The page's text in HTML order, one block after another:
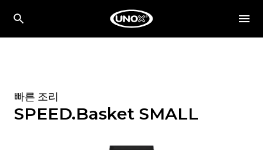
빠른 조리
SPEED.Basket SMALL